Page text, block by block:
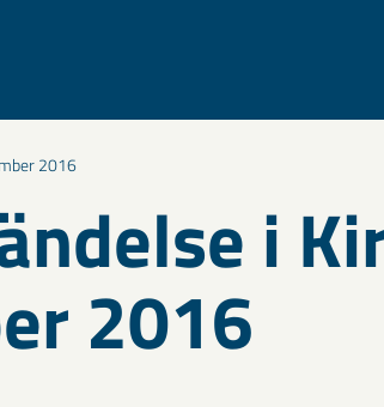
2016
i
2016